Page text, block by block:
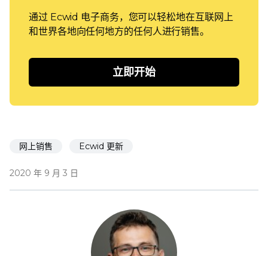
通过 Ecwid 电子商务，您可以轻松地在互联网上
和世界各地向任何地方的任何人进行销售。
立即开始
网上销售 Ecwid 更新
2020 年 9 月 3 日